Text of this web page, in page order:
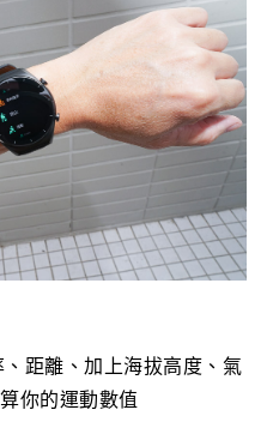
、距離、加上海拔高度、氣
你的運動數值